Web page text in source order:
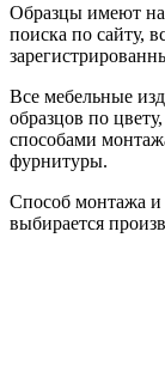
Образцы имеют
поиска по сайту,
Все мебельные
образцов по
способами
фурнитуры.
Способ монтажа и
выбирается